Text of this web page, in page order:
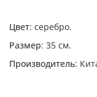
Цвет: серебро.
Размер: 35 см.
Производитель: